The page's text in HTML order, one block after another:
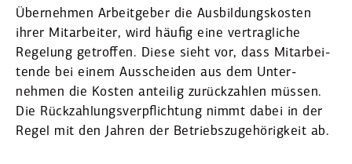
Übernehmen Arbeit­geber die Ausbil­dungs­kosten
ihrer Mitar­beiter, wird häufig eine vertrag­liche
Regelung getroffen. Diese sieht vor, dass Mitar­bei­
tende bei einem Ausscheiden aus dem Unter­
nehmen die Kosten anteilig zurück­zahlen müssen.
Die Rückzah­lungs­ver­pflichtung nimmt dabei in der
Regel mit den Jahren der Betriebs­zu­ge­hö­rigkeit ab.